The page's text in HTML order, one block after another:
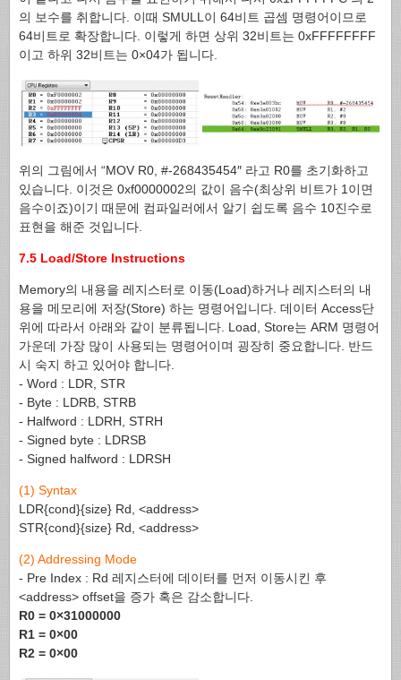
의 보수를 취합니다. 이때 SMULL이 64비트 곱셈 명령어이므로
64비트로 확장합니다. 이렇게 하면 상위 32비트는 0xFFFFFFFF
이고 하위 32비트는 0×04가 됩니다.
위의 그림에서 “MOV R0, #-268435454″ 라고 R0를 초기화하고
있습니다. 이것은 0xf0000002의 값이 음수(최상위 비트가 1이면
음수이죠)이기 때문에 컴파일러에서 알기 쉽도록 음수 10진수로
표현을 해준 것입니다.
7.5 Load/Store Instructions
Memory의 내용을 레지스터로 이동(Load)하거나 레지스터의 내
용을 메모리에 저장(Store) 하는 명령어입니다. 데이터 Access단
위에 따라서 아래와 같이 분류됩니다. Load, Store는 ARM 명령어
가운데 가장 많이 사용되는 명령어이며 굉장히 중요합니다. 반드
시 숙지 하고 있어야 합니다.
- Word : LDR, STR
- Byte : LDRB, STRB
- Halfword : LDRH, STRH
- Signed byte : LDRSB
- Signed halfword : LDRSH
(1) Syntax
LDR{cond}{size} Rd, <address>
STR{cond}{size} Rd, <address>
(2) Addressing Mode
- Pre Index : Rd 레지스터에 데이터를 먼저 이동시킨 후
<address> offset을 증가 혹은 감소합니다.
R0 = 0×31000000
R1 = 0×00
R2 = 0×00